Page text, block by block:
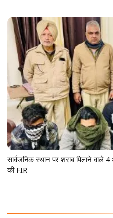
सार्वजनिक स्थान पर शराब पिलाने वाले 4
की FIR